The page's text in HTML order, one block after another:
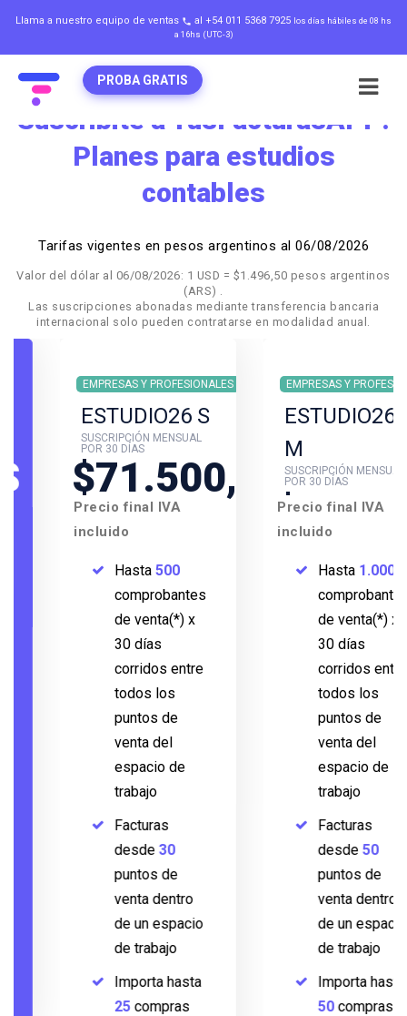
Llama a nuestro equipo de ventas local_phone al +54 011 5368 7925 los días hábiles de 08 hs
a 16hs (UTC-3)
PROBA GRATIS
Suscribite a TusFacturasAPP:
Planes para estudios
contables
Tarifas vigentes en pesos argentinos al 06/08/2026
Valor del dólar al 06/08/2026: 1 USD = $1.496,50 pesos argentinos
(ARS) .
Las suscripciones abonadas mediante transferencia bancaria
internacional solo pueden contratarse en modalidad anual.
$71.500,00
Precio final IVA
incluido
EMPRESAS Y PROFESIONALES
ESTUDIO26 S
SUSCRIPCIÓN MENSUAL
POR 30 DÍAS
Hasta
500
comprobantes
de venta(*) x
30 días
corridos entre
todos los
puntos de
venta del
espacio de
Facturas
30
puntos de
venta dentro
de un espacio
de trabajo
Importa hasta
compras
Precio final IVA
incluido
EMPRESAS Y PROFESIONALES
ESTUDIO26
SUSCRIPCIÓN MENSUAL
POR 30 DÍAS
Hasta
1.000
comprobantes
de venta(*) x
30 días
corridos entre
todos los
puntos de
venta del
espacio de
Facturas
50
puntos de
venta dentro
de un espacio
de trabajo
Importa hasta
compras